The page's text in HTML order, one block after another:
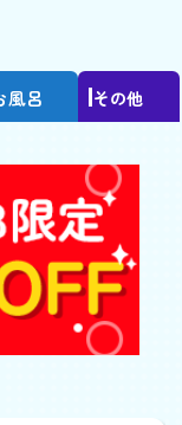
風呂 その他